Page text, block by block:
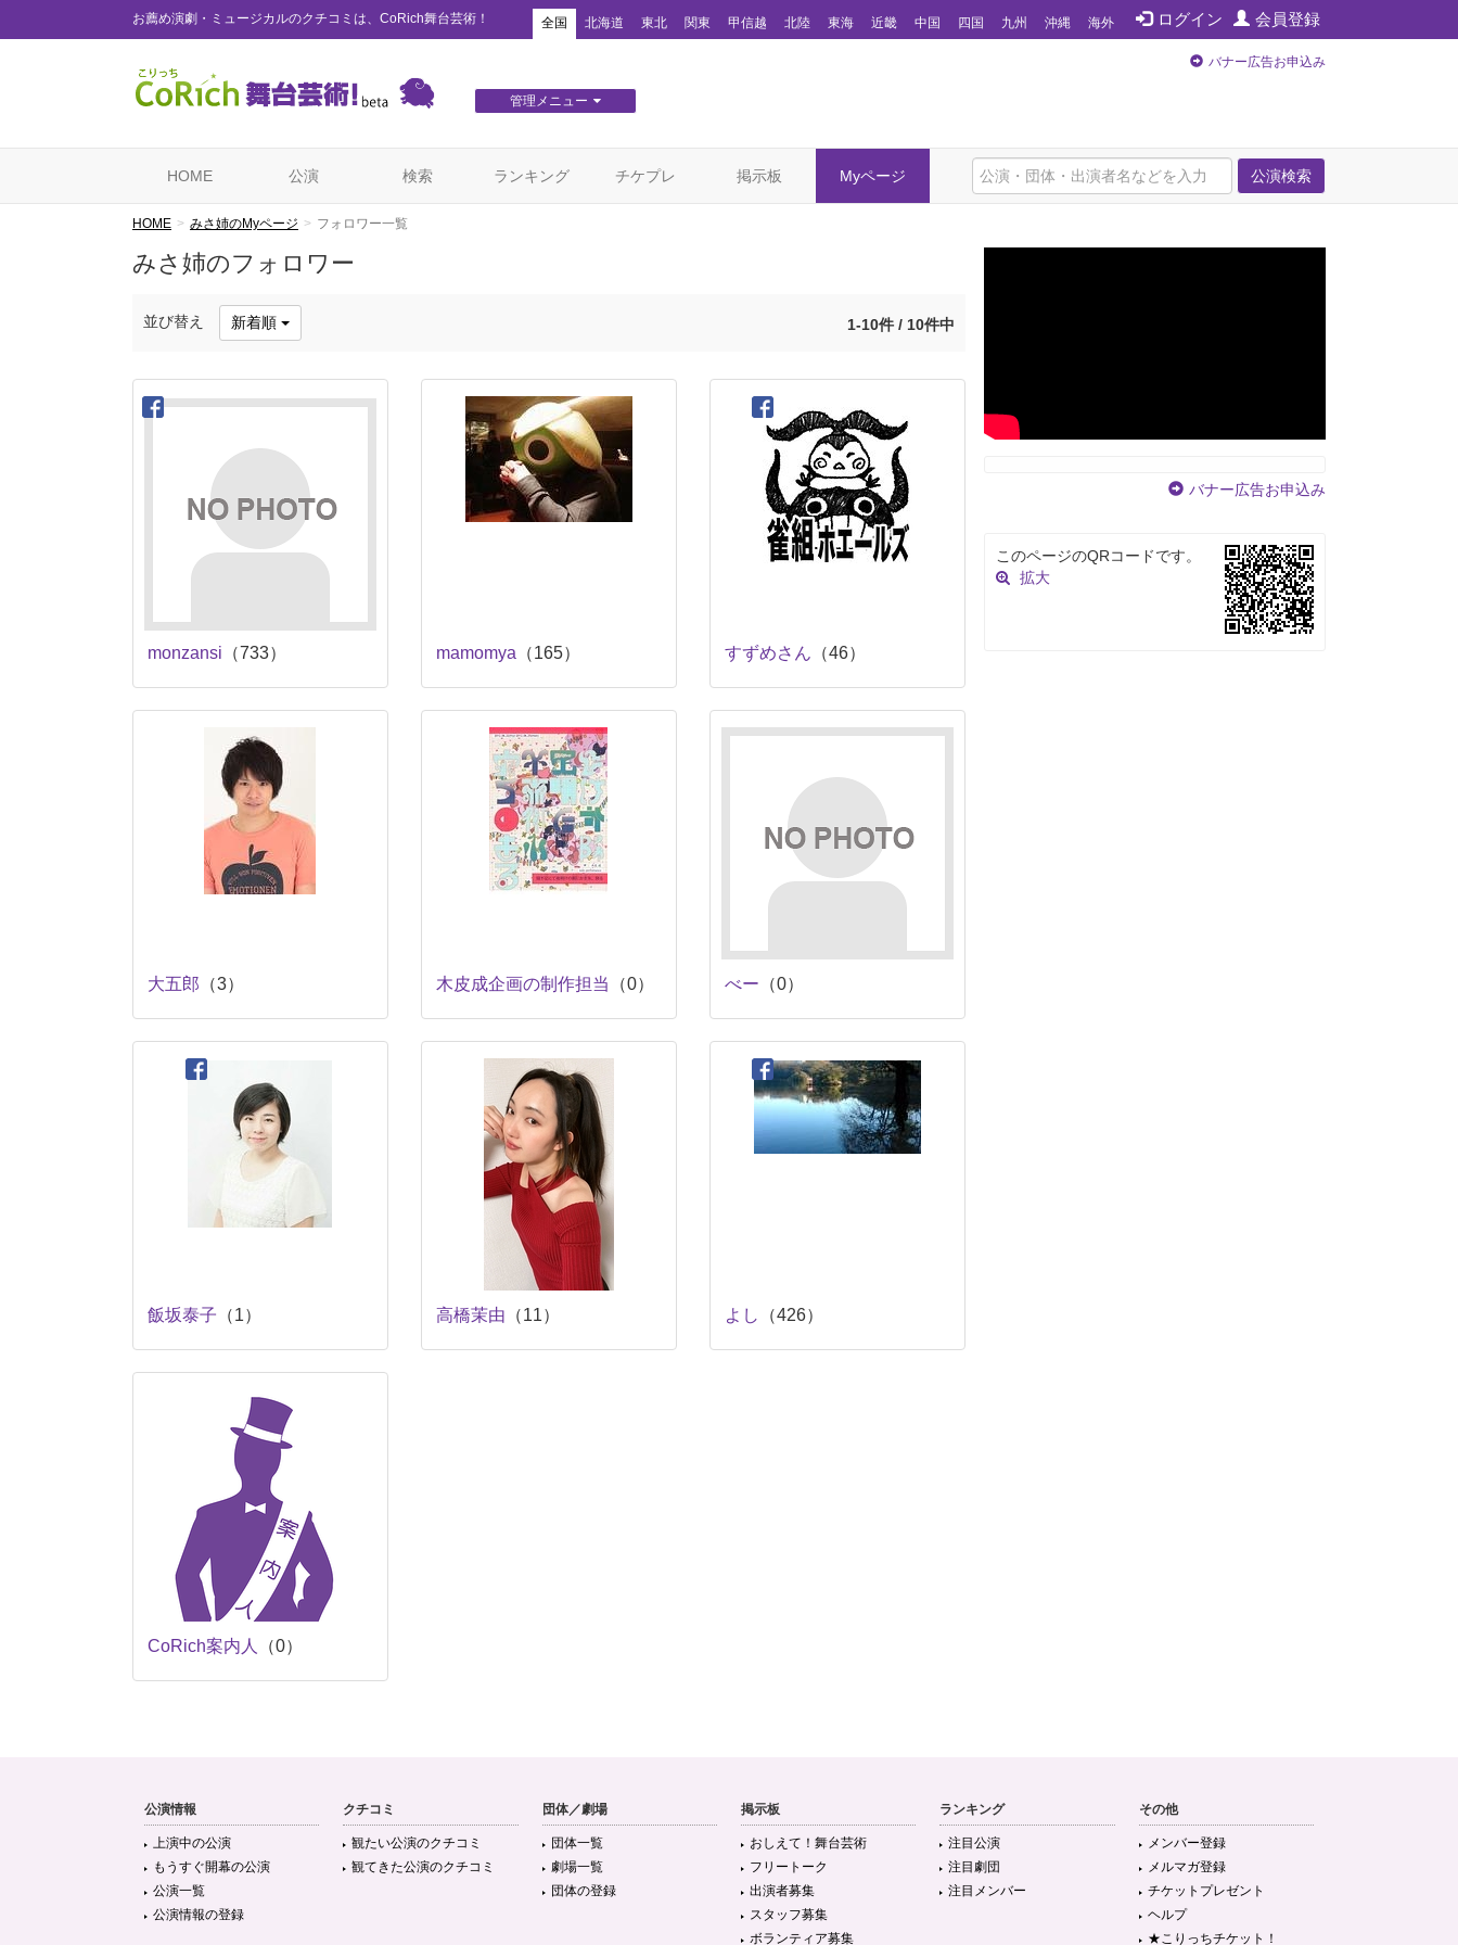
お薦め演劇・ミュージカルのクチコミは、CoRich舞台芸術！ ログイン 会員登録
全国 北海道 東北 関東 甲信越 北陸 東海 近畿 中国 四国 九州 沖縄 海外
管理メニュー
バナー広告お申込み
公演検索
HOME 公演 検索 ランキング チケプレ 掲示板 Myページ
HOME みさ姉のMyページ フォロワー一覧
みさ姉のフォロワー
並び替え 新着順 1-10件 / 10件中
monzansi （733） mamomya （165） すずめさん （46）
大五郎 （3） 木皮成企画の制作担当 （0） べー （0）
飯坂泰子 （1） 高橋茉由 （11） よし （426）
CoRich案内人 （0）
バナー広告お申込み
このページのQRコードです。
拡大
公演情報
上演中の公演
もうすぐ開幕の公演
公演一覧
公演情報の登録
クチコミ
観たい公演のクチコミ
観てきた公演のクチコミ
団体／劇場
団体一覧
劇場一覧
団体の登録
掲示板
おしえて！舞台芸術
フリートーク
出演者募集
スタッフ募集
ボランティア募集
ランキング
注目公演
注目劇団
注目メンバー
その他
メンバー登録
メルマガ登録
チケットプレゼント
ヘルプ
★こりっちチケット！